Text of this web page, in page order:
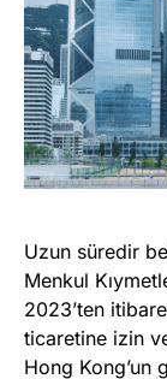
Uzun süredir
Menkul
2023’ten
ticaretine izin
Hong Kong’un